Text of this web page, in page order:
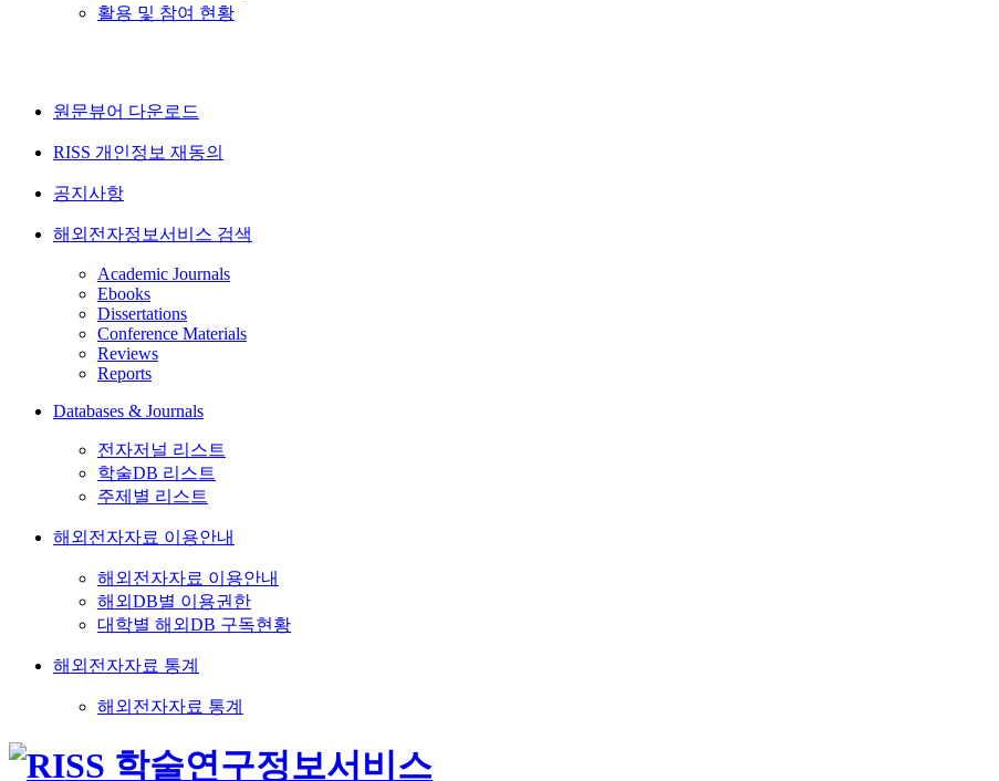
활용 및 참여 현황
원문뷰어 다운로드
RISS 개인정보 재동의
공지사항
해외전자정보서비스 검색
Academic Journals
Ebooks
Dissertations
Conference Materials
Reviews
Reports
Databases & Journals
전자저널 리스트
학술DB 리스트
주제별 리스트
해외전자자료 이용안내
해외전자자료 이용안내
해외DB별 이용권한
대학별 해외DB 구독현황
해외전자자료 통계
해외전자자료 통계